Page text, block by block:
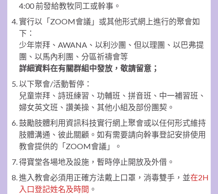
4:00 前發給教牧同工或幹事。
實行以「ZOOM會議」或其他形式網上進行的聚會如
下：
少年崇拜、AWANA、以利沙團、但以理團、以巴弗提
團、以馬內利團、分區祈禱會等
詳細資料在有關群組中發放，敬請留意；
以下聚會/活動暫停：
兒童崇拜、詩班練習、功輔班、拼音班、中一補習班、
婦女英文班、讚美操、其他小組及部份團契。
鼓勵肢體利用資訊科技實行網上聚會或以任何形式維持
肢體溝通、彼此關顧。如有需要請向幹事登記安排使用
教會提供的「ZOOM會議」。
得寶堂各場地及設施，暫時停止開放及外借。
進入教會必須用正確方法戴上口罩，消毒雙手，並在2H
入口登記姓名及時間 。